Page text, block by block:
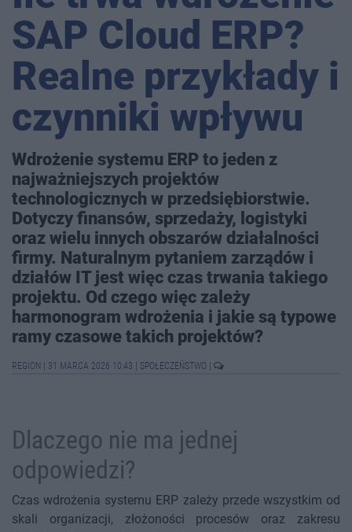
SAP Cloud ERP?
Realne przykłady i
czynniki wpływu
Wdrożenie systemu ERP to jeden z
najważniejszych projektów
technologicznych w przedsiębiorstwie.
Dotyczy finansów, sprzedaży, logistyki
oraz wielu innych obszarów działalności
firmy. Naturalnym pytaniem zarządów i
działów IT jest więc czas trwania takiego
projektu. Od czego więc zależy
harmonogram wdrożenia i jakie są typowe
ramy czasowe takich projektów?
REGION 31 MARCA 2026 10:43 SPOŁECZEŃSTWO
Dlaczego nie ma jednej
odpowiedzi?
Czas wdrożenia systemu ERP zależy przede wszystkim od
skali organizacji, złożoności procesów oraz zakresu